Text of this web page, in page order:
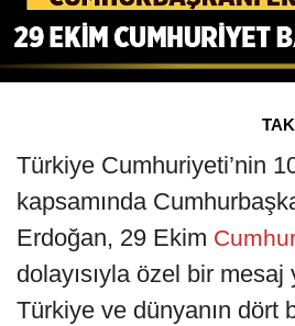
Türkiye Cumhuriyeti’nin
kapsamında
Erdoğan, 29 Ekim
dolayısıyla özel bir mesaj
Türkiye ve dünyanın dört